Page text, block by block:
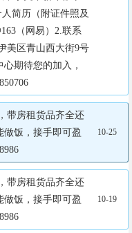
简历（附证件照及
（网易）2.联系
美区青山西大街9号
期待您的加入，
带房租货品齐全还
饭，接手即可盈
10-25
带房租货品齐全还
饭，接手即可盈
10-19